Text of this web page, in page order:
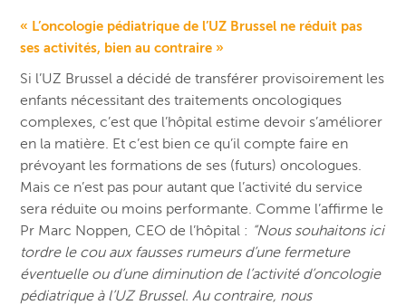
« L’oncologie pédiatrique de l’UZ Brussel ne réduit pas
ses activités, bien au contraire »
Si l’UZ Brussel a décidé de transférer provisoirement les
enfants nécessitant des traitements oncologiques
complexes, c’est que l’hôpital estime devoir s’améliorer
en la matière. Et c’est bien ce qu’il compte faire en
prévoyant les formations de ses (futurs) oncologues.
Mais ce n’est pas pour autant que l’activité du service
sera réduite ou moins performante. Comme l’affirme le
Pr Marc Noppen, CEO de l’hôpital : “Nous souhaitons ici
tordre le cou aux fausses rumeurs d’une fermeture
éventuelle ou d’une diminution de l’activité d’oncologie
pédiatrique à l’UZ Brussel. Au contraire, nous